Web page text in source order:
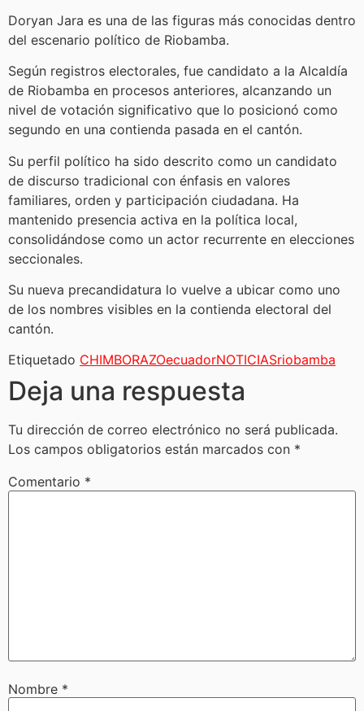
Doryan Jara es una de las figuras más conocidas dentro
del escenario político de Riobamba.
Según registros electorales, fue candidato a la Alcaldía
de Riobamba en procesos anteriores, alcanzando un
nivel de votación significativo que lo posicionó como
segundo en una contienda pasada en el cantón.
Su perfil político ha sido descrito como un candidato
de discurso tradicional con énfasis en valores
familiares, orden y participación ciudadana. Ha
mantenido presencia activa en la política local,
consolidándose como un actor recurrente en elecciones
seccionales.
Su nueva precandidatura lo vuelve a ubicar como uno
de los nombres visibles en la contienda electoral del
cantón.
Etiquetado CHIMBORAZOecuadorNOTICIASriobamba
Deja una respuesta
Tu dirección de correo electrónico no será publicada.
Los campos obligatorios están marcados con *
Comentario *
Nombre *